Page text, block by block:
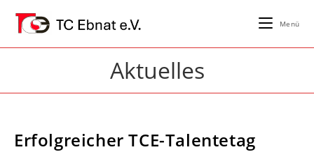
Inhalt
Menü
Aktuelles
Erfolgreicher TCE-Talentetag